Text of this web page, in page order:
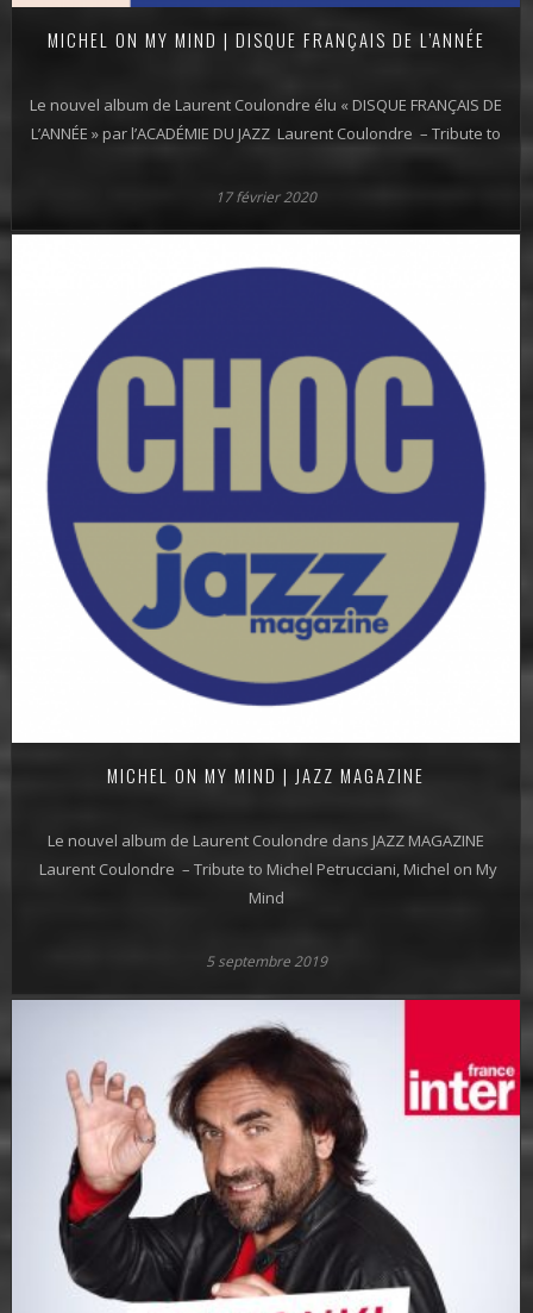
MICHEL ON MY MIND | DISQUE FRANÇAIS DE L’ANNÉE
Le nouvel album de Laurent Coulondre élu « DISQUE FRANÇAIS DE
L’ANNÉE » par l’ACADÉMIE DU JAZZ Laurent Coulondre – Tribute to
17 février 2020
MICHEL ON MY MIND | JAZZ MAGAZINE
Le nouvel album de Laurent Coulondre dans JAZZ MAGAZINE
Laurent Coulondre – Tribute to Michel Petrucciani, Michel on My
Mind
5 septembre 2019